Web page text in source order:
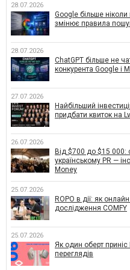
28.07.2026
Google більше
змінює правила
28.07.2026
ChatGPT більше не
конкурента Google і
27.07.2026
Найбільший
придбати квиток на
26.07.2026
Від $700 до $15 000:
українському PR —
Money
25.07.2026
ROPO в дії: як
дослідження COMFY
25.07.2026
Як один оберт
переглядів